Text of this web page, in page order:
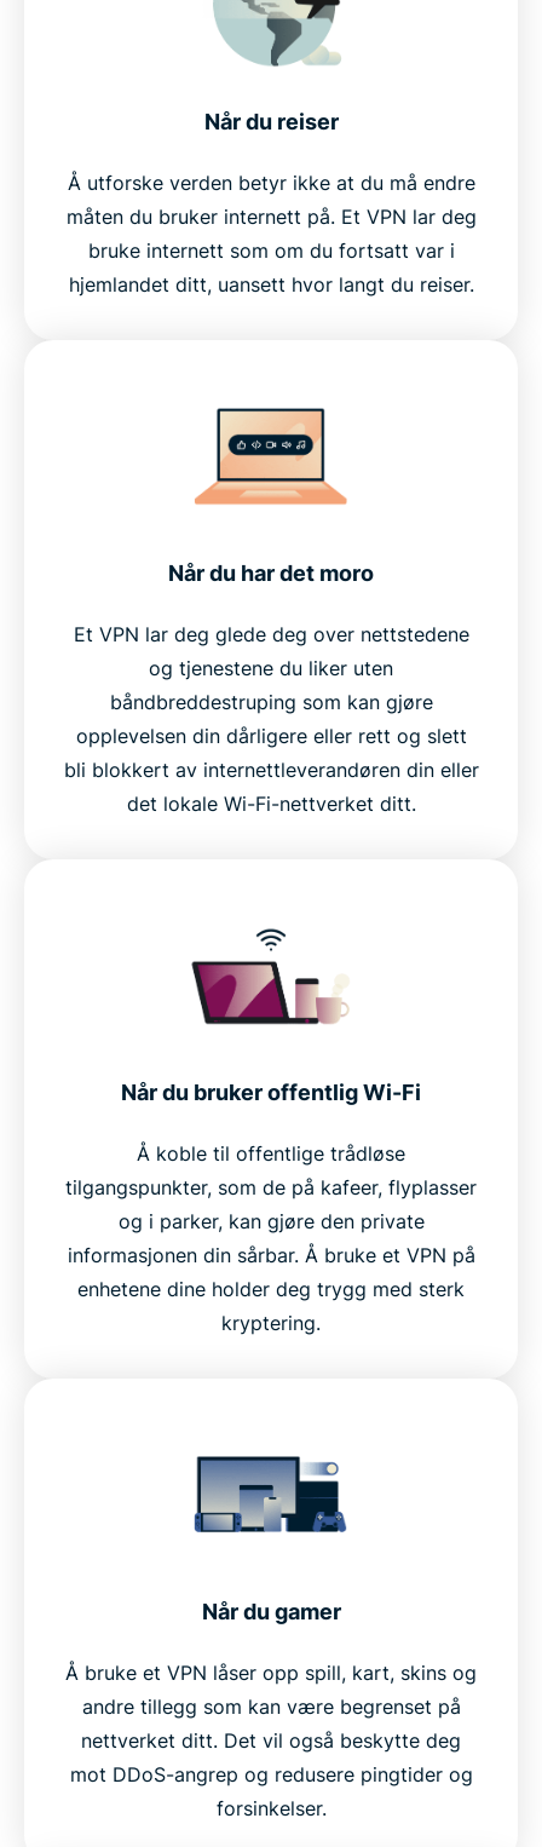
Når du reiser
Å utforske verden betyr ikke at du må endre
måten du bruker internett på. Et VPN lar deg
bruke internett som om du fortsatt var i
hjemlandet ditt, uansett hvor langt du reiser.
Når du har det moro
Et VPN lar deg glede deg over nettstedene
og tjenestene du liker uten
båndbreddestruping som kan gjøre
opplevelsen din dårligere eller rett og slett
bli blokkert av internettleverandøren din eller
det lokale Wi-Fi-nettverket ditt.
Når du bruker offentlig Wi-Fi
Å koble til offentlige trådløse
tilgangspunkter, som de på kafeer, flyplasser
og i parker, kan gjøre den private
informasjonen din sårbar. Å bruke et VPN på
enhetene dine holder deg trygg med sterk
kryptering.
Når du gamer
Å bruke et VPN låser opp spill, kart, skins og
andre tillegg som kan være begrenset på
nettverket ditt. Det vil også beskytte deg
mot DDoS-angrep og redusere pingtider og
forsinkelser.